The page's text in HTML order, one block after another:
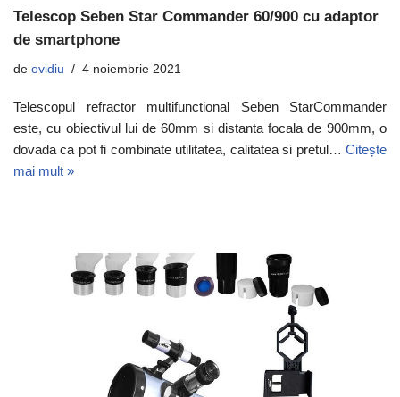
Telescop Seben Star Commander 60/900 cu adaptor
de smartphone
de ovidiu 4 noiembrie 2021
Telescopul refractor multifunctional Seben StarCommander
este, cu obiectivul lui de 60mm si distanta focala de 900mm, o
dovada ca pot fi combinate utilitatea, calitatea si pretul… Citește
mai mult »